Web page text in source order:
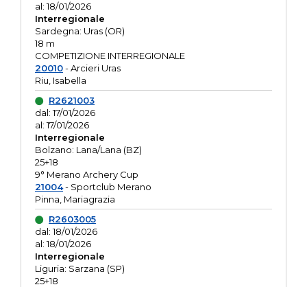
al: 18/01/2026
Interregionale
Sardegna: Uras (OR)
18 m
COMPETIZIONE INTERREGIONALE
20010- Arcieri Uras
Riu, Isabella
R2621003
dal: 17/01/2026
al: 17/01/2026
Interregionale
Bolzano: Lana/Lana (BZ)
25+18
9° Merano Archery Cup
21004- Sportclub Merano
Pinna, Mariagrazia
R2603005
dal: 18/01/2026
al: 18/01/2026
Interregionale
Liguria: Sarzana (SP)
25+18